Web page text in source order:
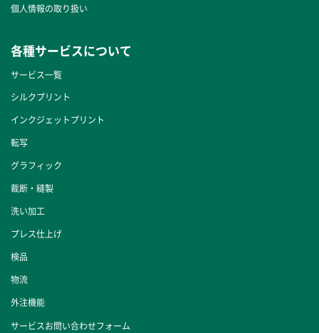
個人情報の取り扱い
各種サービスについて
サービス一覧
シルクプリント
インクジェットプリント
転写
グラフィック
裁断・縫製
洗い加工
プレス仕上げ
検品
物流
外注機能
サービスお問い合わせフォーム